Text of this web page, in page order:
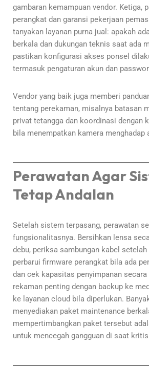
gambaran kemampuan vendor. Ketiga,
perangkat dan garansi pekerjaan
tanyakan layanan purna jual: apakah
berkala dan dukungan teknis saat ada
pastikan konfigurasi akses ponsel
termasuk pengaturan akun dan
Vendor yang baik juga memberi
tentang perekaman, misalnya batasan
privat tetangga dan koordinasi dengan
bila menempatkan kamera menghadap
Perawatan Agar
Tetap Andalan
Setelah sistem terpasang, perawatan
fungsionalitasnya. Bersihkan lensa
debu, periksa sambungan kabel
perbarui firmware perangkat bila ada
dan cek kapasitas penyimpanan
rekaman penting dengan backup ke
ke layanan cloud bila diperlukan.
menyediakan paket maintenance
mempertimbangkan paket tersebut
untuk mencegah gangguan di saat